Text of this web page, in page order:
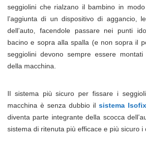
seggiolini che rialzano il bambino in
l’aggiunta di un dispositivo di aggancio,
dell’auto, facendole passare nei punti
bacino e sopra alla spalla (e non sopra il
seggiolini devono sempre essere
della macchina.
Il sistema più sicuro per fissare i
macchina è senza dubbio il sistema Isofix
diventa parte integrante della scocca
sistema di ritenuta più efficace e più sicuro i